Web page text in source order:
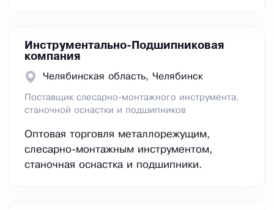
Инструментально-Подшипниковая
компания
Челябинская область, Челябинск
Поставщик слесарно-монтажного инструмента,
станочной оснастки и подшипников
Оптовая торговля металлорежущим,
слесарно-монтажным инструментом,
станочная оснастка и подшипники.